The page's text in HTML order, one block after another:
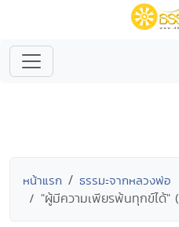
หน้าแรก ธรรมะจากหลวงพ่อ
"ผู้มีความเพียรพ้นทุกข์ได้"